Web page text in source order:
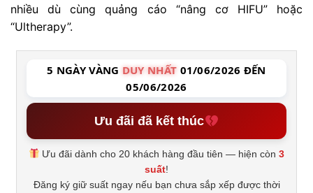
nhiều dù cùng quảng cáo “nâng cơ HIFU” hoặc
“Ultherapy”.
5 NGÀY VÀNG DUY NHẤT 01/06/2026 ĐẾN
05/06/2026
Ưu đãi đã kết thúc
Ưu đãi dành cho 20 khách hàng đầu tiên — hiện còn3
suất!
Đăng ký giữ suất ngay nếu bạn chưa sắp xếp được thời